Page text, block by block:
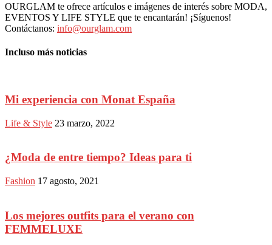
OURGLAM te ofrece artículos e imágenes de interés sobre MODA,
EVENTOS Y LIFE STYLE que te encantarán! ¡Síguenos!
Contáctanos: info@ourglam.com
Incluso más noticias
Mi experiencia con Monat España
Life & Style 23 marzo, 2022
¿Moda de entre tiempo? Ideas para ti
Fashion 17 agosto, 2021
Los mejores outfits para el verano con
FEMMELUXE